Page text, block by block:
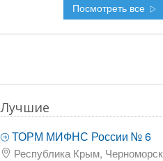
Посмотреть все
Лучшие
ТОРМ МИФНС России № 6
Республика Крым,